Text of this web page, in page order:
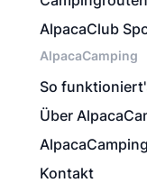
AlpacaClub
AlpacaCamping
So
Über
Kontakt